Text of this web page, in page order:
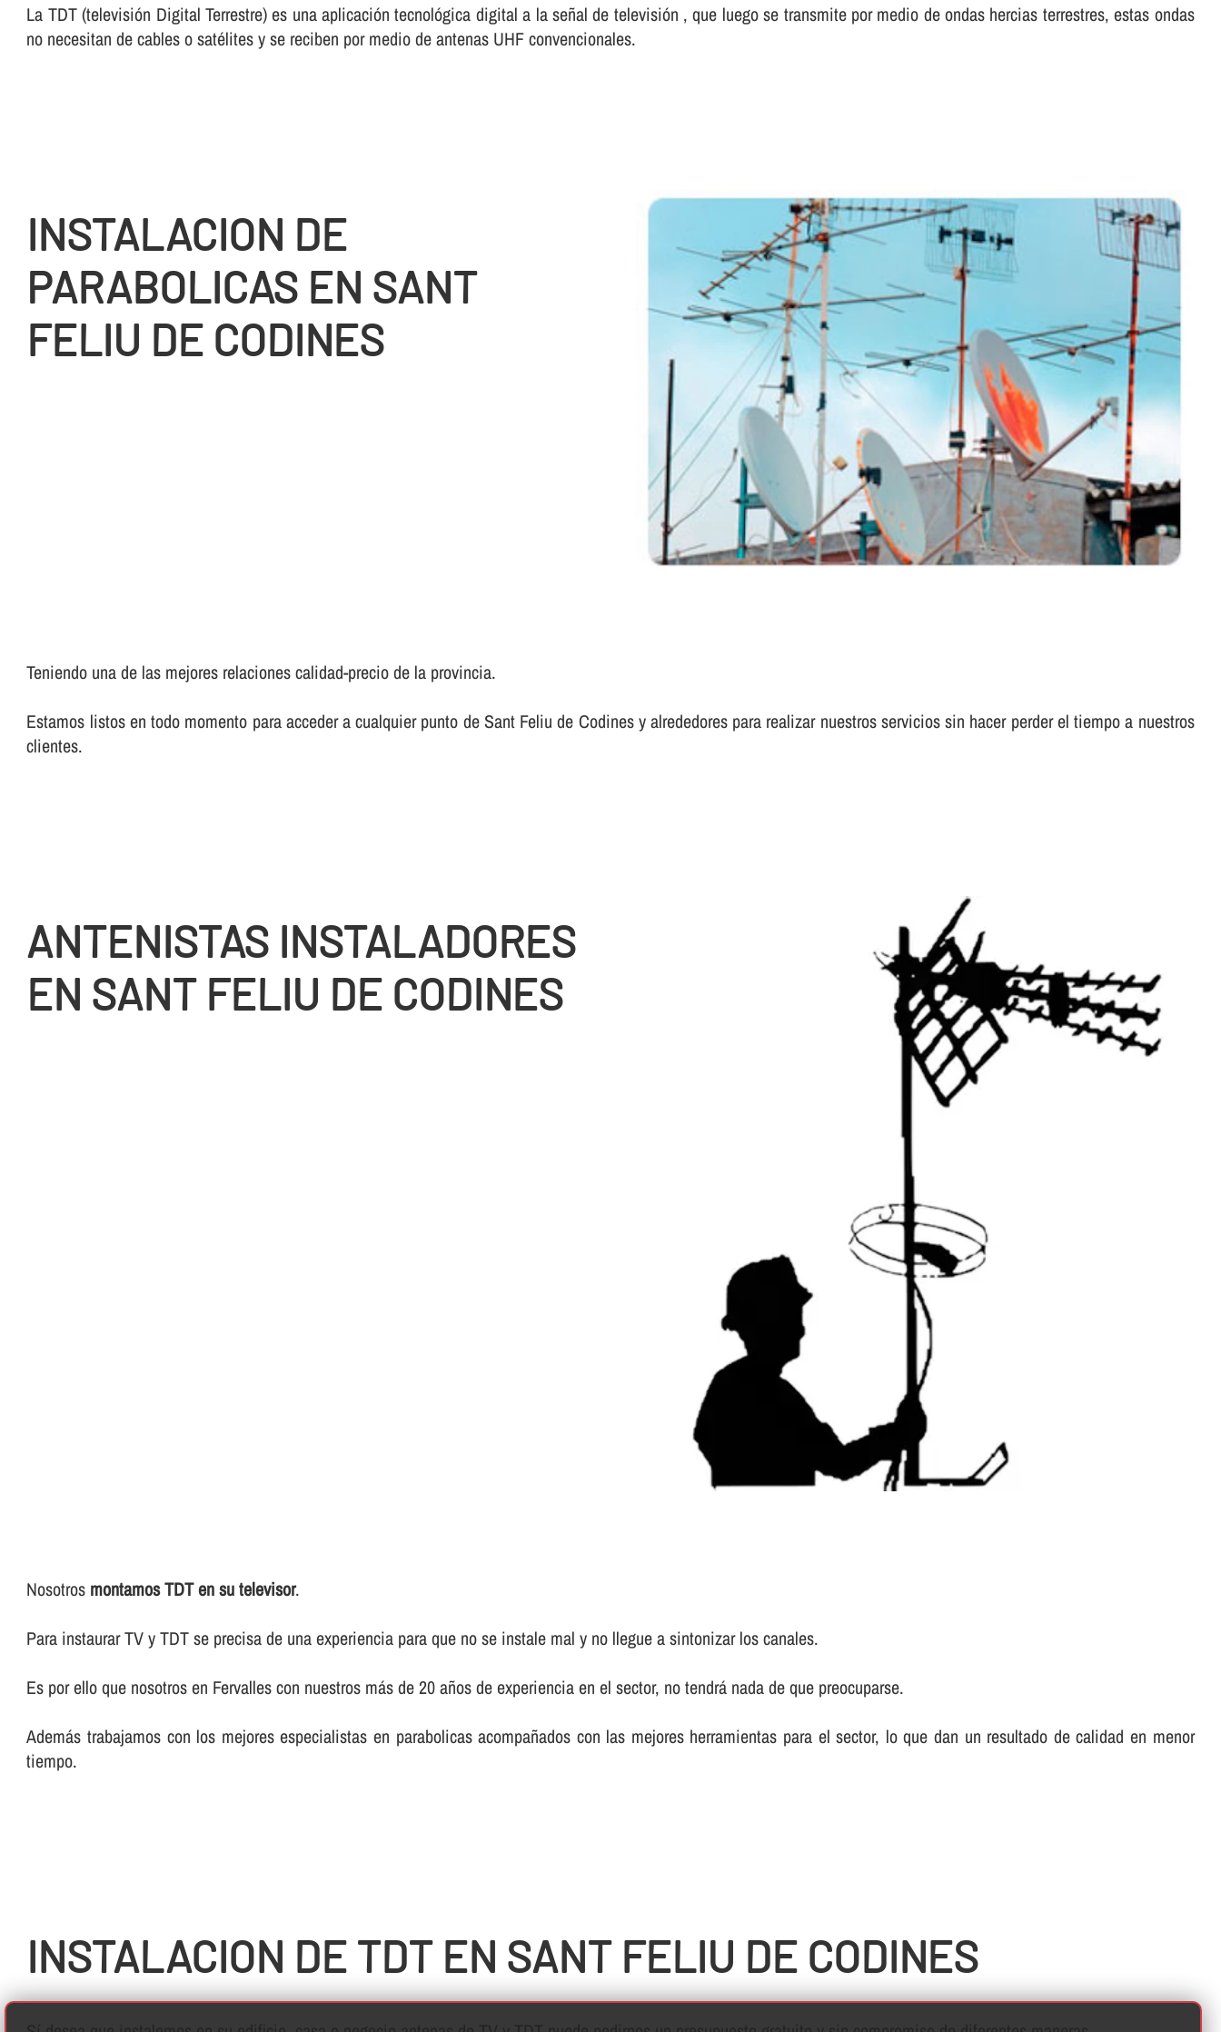
La TDT (televisión Digital Terrestre) es una aplicación tecnológica digital a la señal de televisión , que luego se transmite por medio de ondas hercias terrestres, estas ondas
no necesitan de cables o satélites y se reciben por medio de antenas UHF convencionales.
INSTALACION DE
PARABOLICAS EN SANT
FELIU DE CODINES
Teniendo una de las mejores relaciones calidad-precio de la provincia.
Estamos listos en todo momento para acceder a cualquier punto de Sant Feliu de Codines y alrededores para realizar nuestros servicios sin hacer perder el tiempo a nuestros
clientes.
ANTENISTAS INSTALADORES
EN SANT FELIU DE CODINES
Nosotros montamos TDT en su televisor.
Para instaurar TV y TDT se precisa de una experiencia para que no se instale mal y no llegue a sintonizar los canales.
Es por ello que nosotros en Fervalles con nuestros más de 20 años de experiencia en el sector, no tendrá nada de que preocuparse.
Además trabajamos con los mejores especialistas en parabolicas acompañados con las mejores herramientas para el sector, lo que dan un resultado de calidad en menor
tiempo.
INSTALACION DE TDT EN SANT FELIU DE CODINES